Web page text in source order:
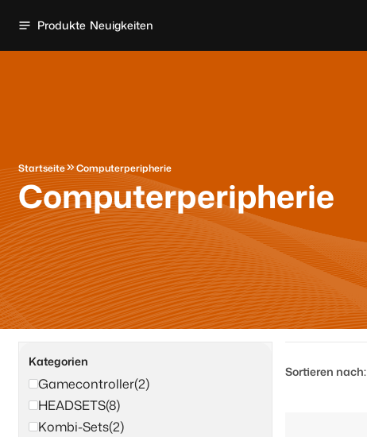
Produkte Neuigkeiten
Startseite Computerperipherie
Computerperipherie
Kategorien
Gamecontroller(2)
HEADSETS(8)
Kombi-Sets(2)
Sortieren nach: